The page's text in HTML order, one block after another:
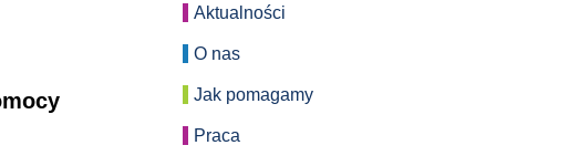
Aktualności
O nas
Jak pomagamy
Praca